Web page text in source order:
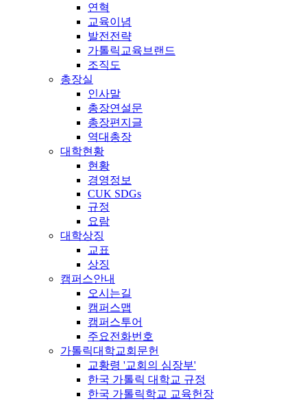
연혁
교육이념
발전전략
가톨릭교육브랜드
조직도
총장실
인사말
총장연설문
총장편지글
역대총장
대학현황
현황
경영정보
CUK SDGs
규정
요람
대학상징
교표
상징
캠퍼스안내
오시는길
캠퍼스맵
캠퍼스투어
주요전화번호
가톨릭대학교회문헌
교황령 '교회의 심장부'
한국 가톨릭 대학교 규정
한국 가톨릭학교 교육헌장